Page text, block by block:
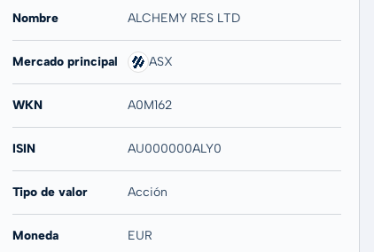
20 años
Nombre ALCHEMY RES LTD
Mercado principal ASX
WKN A0M162
ISIN AU000000ALY0
Tipo de valor Acción
Moneda EUR